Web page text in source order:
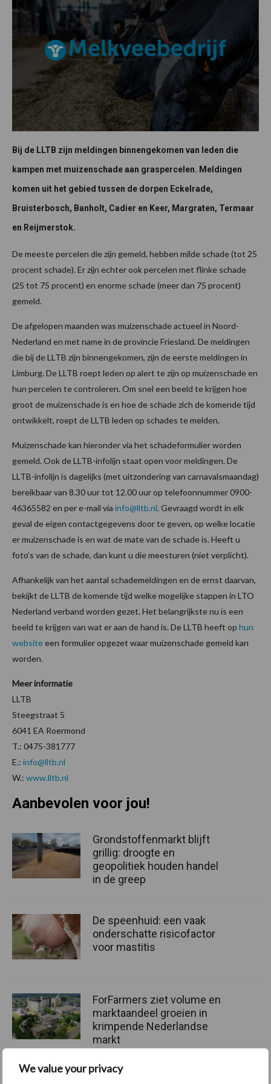
We value your privacy
Bij de LLTB zijn meldingen binnengekomen van leden die
kampen met muizenschade aan graspercelen. Meldingen
komen uit het gebied tussen de dorpen Eckelrade,
Bruisterbosch, Banholt, Cadier en Keer, Margraten, Termaar
en Reijmerstok.
De meeste percelen die zijn gemeld, hebben milde schade (tot 25
procent schade). Er zijn echter ook percelen met flinke schade
(25 tot 75 procent) en enorme schade (meer dan 75 procent)
gemeld.
De afgelopen maanden was muizenschade actueel in Noord-
Nederland en met name in de provincie Friesland. De meldingen
die bij de LLTB zijn binnengekomen, zijn de eerste meldingen in
Limburg. De LLTB roept leden op alert te zijn op muizenschade en
hun percelen te controleren. Om snel een beeld te krijgen hoe
groot de muizenschade is en hoe de schade zich de komende tijd
ontwikkelt, roept de LLTB leden op schades te melden.
Muizenschade kan hieronder via het schadeformulier worden
gemeld. Ook de LLTB-infolijn staat open voor meldingen. De
LLTB-infolijn is dagelijks (met uitzondering van carnavalsmaandag)
bereikbaar van 8.30 uur tot 12.00 uur op telefoonnummer 0900-
46365582 en per e-mail via info@lltb.nl. Gevraagd wordt in elk
geval de eigen contactgegevens door te geven, op welke locatie
er muizenschade is en wat de mate van de schade is. Heeft u
foto’s van de schade, dan kunt u die meesturen (niet verplicht).
Afhankelijk van het aantal schademeldingen en de ernst daarvan,
bekijkt de LLTB de komende tijd welke mogelijke stappen in LTO
Nederland verband worden gezet. Het belangrijkste nu is een
beeld te krijgen van wat er aan de hand is. De LLTB heeft op hun
websiteeen formulier opgezet waar muizenschade gemeld kan
worden.
Meer informatie
LLTB
Steegstraat 5
6041 EA Roermond
T.: 0475-381777
E.: info@lltb.nl
W.: www.lltb.nl
Aanbevolen voor jou!
Grondstoffenmarkt blijft
grillig: droogte en
geopolitiek houden handel
in de greep
De speenhuid: een vaak
onderschatte risicofactor
voor mastitis
ForFarmers ziet volume en
marktaandeel groeien in
krimpende Nederlandse
markt